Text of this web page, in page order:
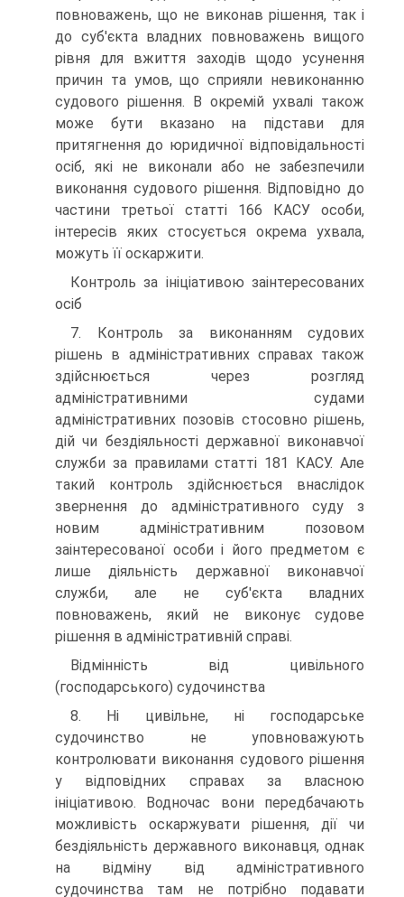
повноважень, що не виконав рішення, так і
до суб'єкта владних повноважень вищого
рівня для вжиття заходів щодо усунення
причин та умов, що сприяли невиконанню
судового рішення. В окремій ухвалі також
може бути вказано на підстави для
притягнення до юридичної відповідальності
осіб, які не виконали або не забезпечили
виконання судового рішення. Відповідно до
частини третьої статті 166 КАСУ особи,
інтересів яких стосується окрема ухвала,
можуть її оскаржити.
Контроль за ініціативою заінтересованих
осіб
7. Контроль за виконанням судових
рішень в адміністративних справах також
здійснюється через розгляд
адміністративними судами
адміністративних позовів стосовно рішень,
дій чи бездіяльності державної виконавчої
служби за правилами статті 181 КАСУ. Але
такий контроль здійснюється внаслідок
звернення до адміністративного суду з
новим адміністративним позовом
заінтересованої особи і його предметом є
лише діяльність державної виконавчої
служби, але не суб'єкта владних
повноважень, який не виконує судове
рішення в адміністративній справі.
Відмінність від цивільного
(господарського) судочинства
8. Ні цивільне, ні господарське
судочинство не уповноважують
контролювати виконання судового рішення
у відповідних справах за власною
ініціативою. Водночас вони передбачають
можливість оскаржувати рішення, дії чи
бездіяльність державного виконавця, однак
на відміну від адміністративного
судочинства там не потрібно подавати